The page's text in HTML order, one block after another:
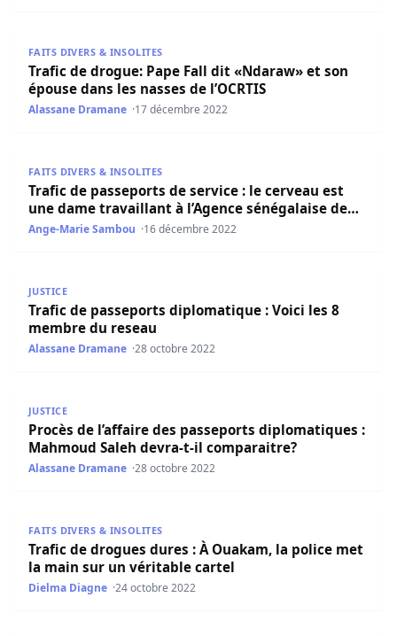
FAITS DIVERS & INSOLITES
Trafic de drogue: Pape Fall dit «Ndaraw» et son
épouse dans les nasses de l’OCRTIS
Alassane Dramane 17 décembre 2022
FAITS DIVERS & INSOLITES
Trafic de passeports de service : le cerveau est
une dame travaillant à l’Agence sénégalaise de…
Ange-Marie Sambou 16 décembre 2022
JUSTICE
Trafic de passeports diplomatique : Voici les 8
membre du reseau
Alassane Dramane 28 octobre 2022
JUSTICE
Procès de l’affaire des passeports diplomatiques :
Mahmoud Saleh devra-t-il comparaitre?
Alassane Dramane 28 octobre 2022
FAITS DIVERS & INSOLITES
Trafic de drogues dures : À Ouakam, la police met
la main sur un véritable cartel
Dielma Diagne 24 octobre 2022